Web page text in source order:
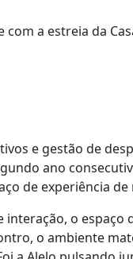
e gestão de
ano
de experiência
o espaço
o ambiente